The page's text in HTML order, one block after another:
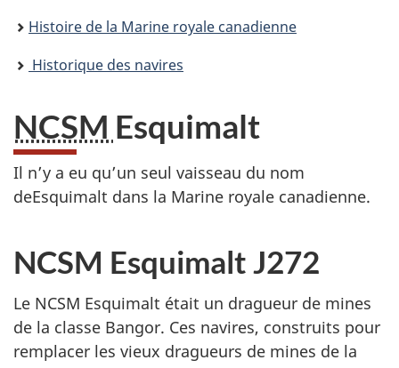
Histoire de la Marine royale canadienne
Historique des navires
NCSM Esquimalt
Il n’y a eu qu’un seul vaisseau du nom
deEsquimalt dans la Marine royale canadienne.
NCSM Esquimalt J272
Le NCSM Esquimalt était un dragueur de mines
de la classe Bangor. Ces navires, construits pour
remplacer les vieux dragueurs de mines de la